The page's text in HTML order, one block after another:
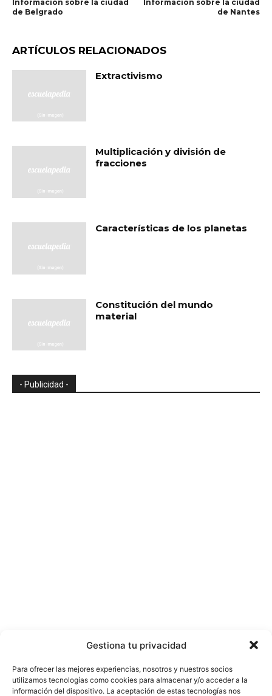
Gestiona tu privacidad
Para ofrecer las mejores experiencias, nosotros y nuestros socios
utilizamos tecnologías como cookies para almacenar y/o acceder a la
información del dispositivo. La aceptación de estas tecnologías nos
Información sobre la ciudad
de Belgrado
Información sobre la ciudad
de Nantes
ARTÍCULOS RELACIONADOS
Extractivismo
Multiplicación y división de
fracciones
Características de los planetas
Constitución del mundo
material
- Publicidad -